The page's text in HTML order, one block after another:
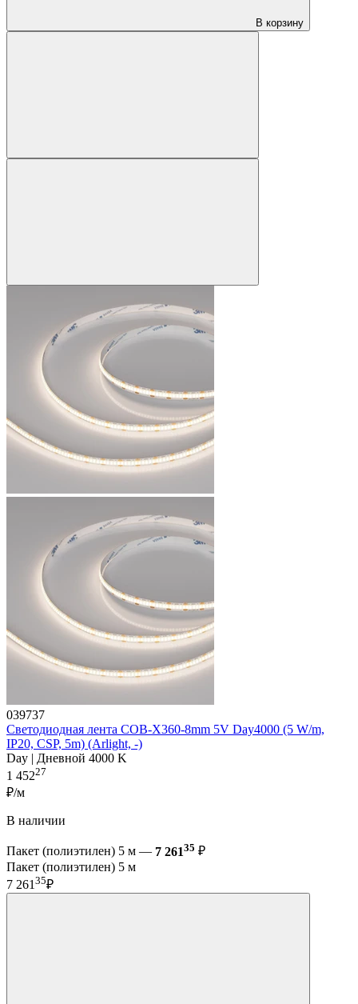
В корзину
039737
Светодиодная лента COB-X360-8mm 5V Day4000 (5 W/m,
IP20, CSP, 5m) (Arlight, -)
Day | Дневной 4000 K
1 45227
₽/м
В наличии
Пакет (полиэтилен) 5 м — 7 26135 ₽
Пакет (полиэтилен) 5 м
7 261 35₽